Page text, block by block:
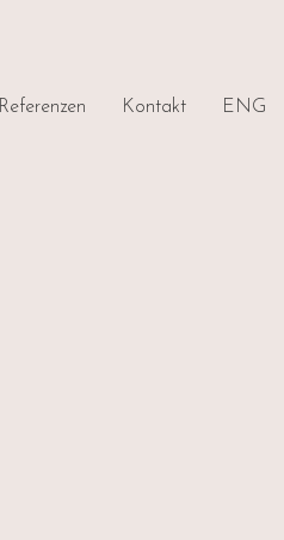
Referenzen Kontakt ENG